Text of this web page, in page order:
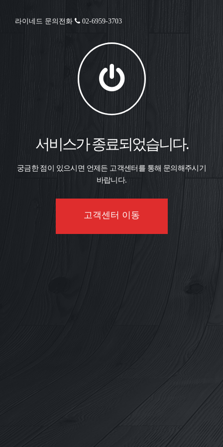
라이네드 문의전화 02-6959-3703
서비스가 종료되었습니다.
궁금한 점이 있으시면 언제든 고객센터를 통해 문의해주시기
바랍니다.
고객센터 이동